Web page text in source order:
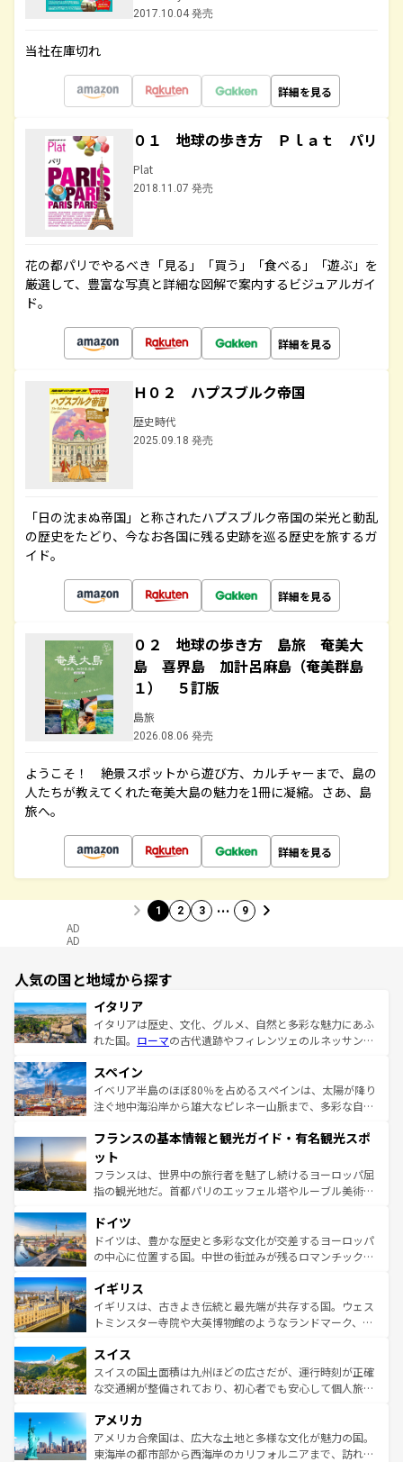
2017.10.04 発売
当社在庫切れ
詳細を見る
０１ 地球の歩き方 Ｐｌａｔ パリ
Plat
2018.11.07 発売
花の都パリでやるべき「見る」「買う」「食べる」「遊ぶ」を
厳選して、豊富な写真と詳細な図解で案内するビジュアルガイ
ド。
詳細を見る
Ｈ０２ ハプスブルク帝国
歴史時代
2025.09.18 発売
「日の沈まぬ帝国」と称されたハプスブルク帝国の栄光と動乱
の歴史をたどり、今なお各国に残る史跡を巡る歴史を旅するガ
イド。
詳細を見る
０２ 地球の歩き方 島旅 奄美大
島 喜界島 加計呂麻島（奄美群島
１） ５訂版
島旅
2026.08.06 発売
ようこそ！ 絶景スポットから遊び方、カルチャーまで、島の
人たちが教えてくれた奄美大島の魅力を1冊に凝縮。さあ、島
旅へ。
詳細を見る
1 2 3 … 9
AD
AD
人気の国と地域から探す
イタリア
イタリアは歴史、文化、グルメ、自然と多彩な魅力にあふ
れた国。 ローマの古代遺跡やフィレンツェのルネッサンス
ろん、トスカーナの美しい田園風景やアマルフィ海岸の絶
景など、自然景観も見逃せない。観光の合間には、本場の
ピザやパスタなど、絶品のイタリア料理を堪能することも
ませてくれるイタリアで、忘れられない旅をしてみよう！
なお、新着のイタリア情報は
しい。
スペイン
イベリア半島のほぼ80％を占めるスペインは、太陽が降り
注ぐ地中海沿岸から雄大なピレネー山脈まで、多彩な自然
文化が根付くこの国では、情熱的なフラメンコ、熱気あふ
れる闘牛、そして美味しいタパスが生活の一部となってい
る。首都マドリードの洗練された雰囲気や、バルセロナの
アートに溢れた街角から、地方では古代ローマ遺跡や中世
せる。地方によって風土や気候が異なるスペインはその個
性で訪れる人を魅了する。 なお、新着のスペイン情報は コ
ンテンツ一覧を参照してほしい。
フランスの基本情報と観光ガイド・有名観光スポ
ット
フランスは、世界中の旅行者を魅了し続けるヨーロッパ屈
指の観光地だ。首都パリのエッフェル塔やルーブル美術館
で、幅広い魅力が詰まっている。華麗な宮殿、歴史的な大
聖堂、美しいビーチ、そして豊かな自然が、訪れる者を心
から魅了する。また、フランスは美食の国としても知ら
いる。シャンパンの発祥地であるランス、プロヴァンスの
香り高いラベンダー畑など、多彩な楽しみ方が可能だ。さ
らに、パリ以外の地域にも魅力が溢れており、どの街角に
れる地方に足を運ぶとそれぞれで全く異なる文化を体験で
きるだろう。 なお、新着のフランス情報はコンテンツ一覧
を参照してほしい。
ドイツ
ドイツは、豊かな歴史と多彩な文化が交差するヨーロッパ
の中心に位置する国。中世の街並みが残るロマンチック街
顔を持つこの国は、どこを歩いても飽きることがない。ベ
ルリンの文化的活気、バイエルン州のアルプスの絶景、そ
してライン川沿いのワイン畑といった風景は必見。ビール
は、お酒好きな人にはぜひ体験してほしい。 なお、新着の
ドイツ情報はコンテンツ一覧を参照してほしい。
イギリス
イギリスは、古きよき伝統と最先端が共存する国。ウェス
トミンスター寺院や大英博物館のようなランドマーク、歴
リアごとに異なる魅力がある。また、優雅なアフタヌーン
ティー、ビール好きにはたまらない英国パブ、サッカー観
戦など、本場だからこそできる体験も豊富。イギリスを旅
ンツ一覧を参照してほしい。
スイス
スイスの国土面積は九州ほどの広さだが、運行時刻が正確
な交通網が整備されており、初心者でも安心して個人旅行
の建物がそのまま残る町や、スイスならではのユニークな
博物館もあり、アルプス観光だけでなく町歩きも満喫する
ことができる。国民の所得が高いため物価も高いが、旅行
アメリカ
アメリカ合衆国は、広大な土地と多様な文化が魅力の国。
東海岸の都市部から西海岸のカリフォルニアまで、訪れる